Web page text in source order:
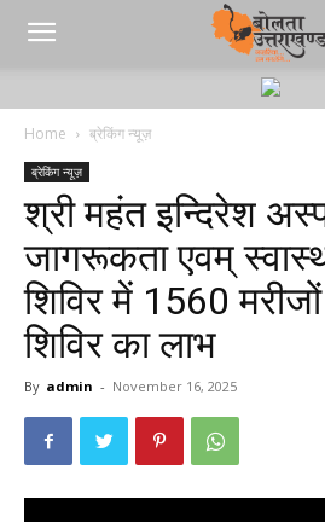
Home ब्रेकिंग न्यूज़
ब्रेकिंग न्यूज़
श्री महंत इन्दिरेश
जागरूकता एवम्
शिविर में 1560
शिविर का लाभ
By admin - November 16, 2025